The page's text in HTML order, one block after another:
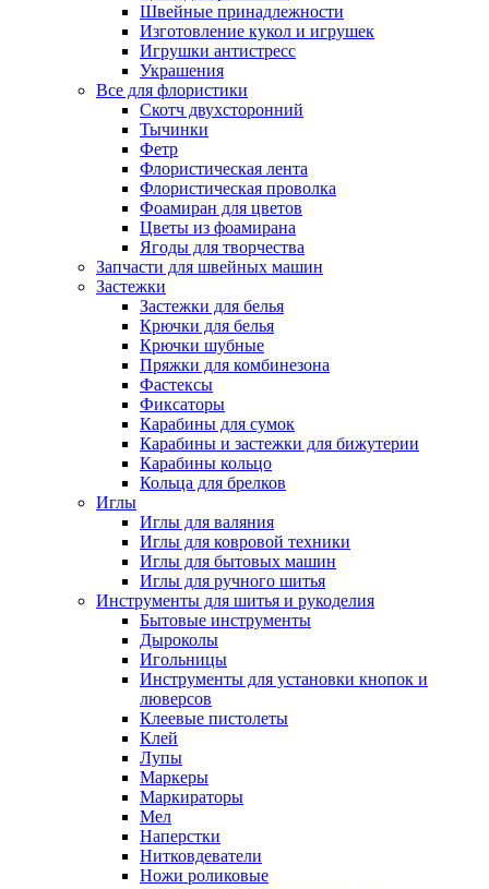
Швейные принадлежности
Изготовление кукол и игрушек
Игрушки антистресс
Украшения
Все для флористики
Скотч двухсторонний
Тычинки
Фетр
Флористическая лента
Флористическая проволка
Фоамиран для цветов
Цветы из фоамирана
Ягоды для творчества
Запчасти для швейных машин
Застежки
Застежки для белья
Крючки для белья
Крючки шубные
Пряжки для комбинезона
Фастексы
Фиксаторы
Карабины для сумок
Карабины и застежки для бижутерии
Карабины кольцо
Кольца для брелков
Иглы
Иглы для валяния
Иглы для ковровой техники
Иглы для бытовых машин
Иглы для ручного шитья
Инструменты для шитья и рукоделия
Бытовые инструменты
Дыроколы
Игольницы
Инструменты для установки кнопок и
люверсов
Клеевые пистолеты
Клей
Лупы
Маркеры
Маркираторы
Мел
Наперстки
Нитковдеватели
Ножи роликовые